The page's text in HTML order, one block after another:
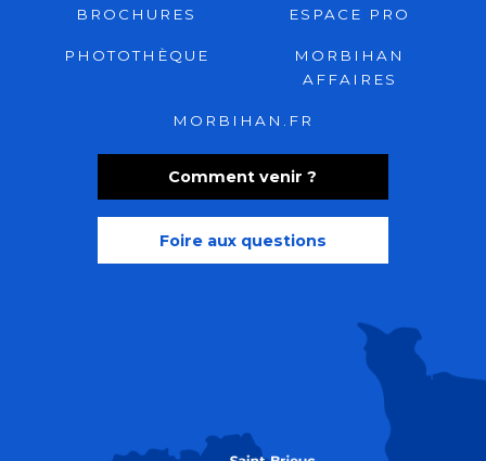
Comment venir ?
Foire aux questions
BROCHURES ESPACE PRO
PHOTOTHÈQUE
MORBIHAN
AFFAIRES
MORBIHAN.FR